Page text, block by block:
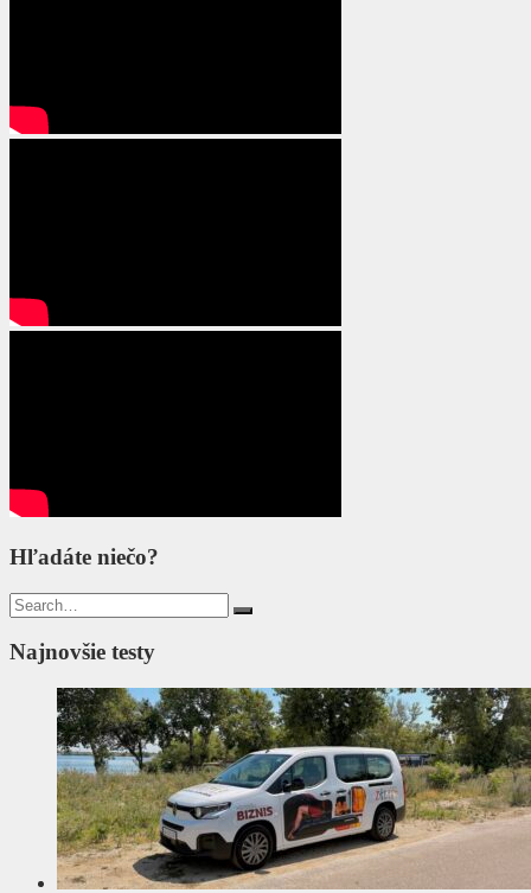
Hľadáte niečo?
Search
for:
Najnovšie testy